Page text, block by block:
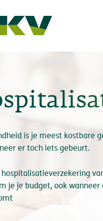
is je meest kostbare
er toch iets gebeurt.
je je budget, ook